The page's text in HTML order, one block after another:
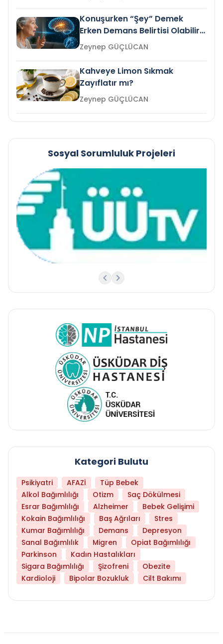
Konuşurken “Şey” Demek
Erken Demans Belirtisi Olabilir
mi?
Zeynep GÜÇLÜCAN
Kahveye Limon Sıkmak
Zayıflatır mı?
Zeynep GÜÇLÜCAN
Sosyal Sorumluluk Projeleri
Kategori Bulutu
Psikiyatri AFAZİ
Tüp Bebek
Alkol Bağımlılığı
Otizm
Saç Dökülmesi
Esrar Bağımlılığı
Alzheimer
Bebek Gelişimi
Kokain Bağımlılığı
Baş Ağrıları
Stres
Kumar Bağımlılığı
Demans
Depresyon
Sanal Bağımlılık
Migren
Opiat Bağımlılığı
Parkinson
Kadın Hastalıkları
Sigara Bağımlılığı
Şizofreni
Obezite
Kardioloji
Bipolar Bozukluk Cilt Bakımı